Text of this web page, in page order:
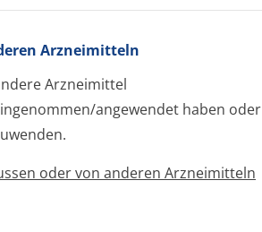
Arzneimitteln
Arzneimittel
an­gewendet haben oder
oder von anderen Arzneimitteln